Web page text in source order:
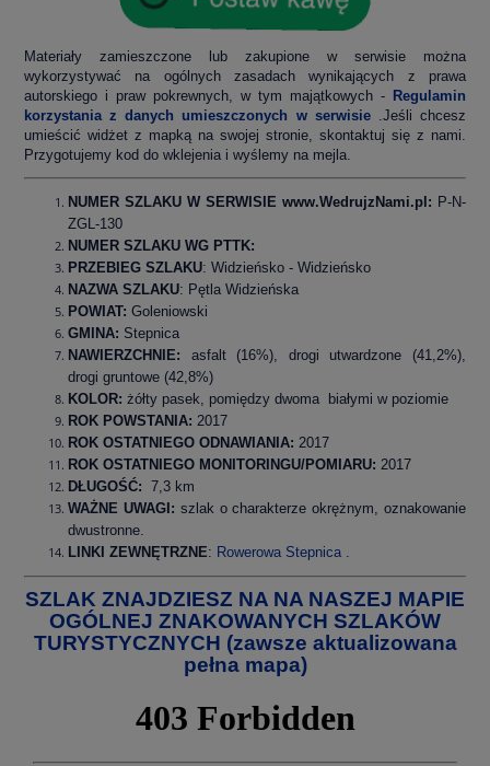
Materiały zamieszczone lub zakupione w serwisie można
wykorzystywać na ogólnych zasadach wynikających z prawa
autorskiego i praw pokrewnych, w tym majątkowych - Regulamin
korzystania z danych umieszczonych w serwisie .Jeśli chcesz
umieścić widżet z mapką na swojej stronie, skontaktuj się z nami.
Przygotujemy kod do wklejenia i wyślemy na mejla.
NUMER SZLAKU W SERWISIE www.WedrujzNami.pl: P-N-
ZGL-130
NUMER SZLAKU WG PTTK:
PRZEBIEG SZLAKU: Widzieńsko - Widzieńsko
NAZWA SZLAKU: Pętla Widzieńska
POWIAT: Goleniowski
GMINA: Stepnica
NAWIERZCHNIE: asfalt (16%), drogi utwardzone (41,2%),
drogi gruntowe (42,8%)
KOLOR: żółty pasek, pomiędzy dwoma białymi w poziomie
ROK POWSTANIA: 2017
ROK OSTATNIEGO ODNAWIANIA: 2017
ROK OSTATNIEGO MONITORINGU/POMIARU: 2017
DŁUGOŚĆ: 7,3 km
WAŻNE UWAGI: szlak o charakterze okrężnym, oznakowanie
dwustronne.
LINKI ZEWNĘTRZNE: Rowerowa Stepnica .
SZLAK ZNAJDZIESZ NA NA NASZEJ MAPIE
OGÓLNEJ ZNAKOWANYCH SZLAKÓW
TURYSTYCZNYCH (zawsze aktualizowana
pełna mapa)